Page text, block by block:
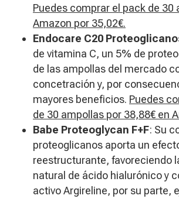
Puedes comprar el pack de 30
Amazon por 35,02€.
Endocare C20
de vitamina C, un 5% de
de las ampollas del mercado
concetración y, por
mayores beneficios. Puedes
de 30 ampollas por 38,88€ en
Babe Proteoglycan F+F: Su
proteoglicanos aporta un
reestructurante, favoreciendo
natural de ácido hialurónico y
activo Argireline, por su parte,